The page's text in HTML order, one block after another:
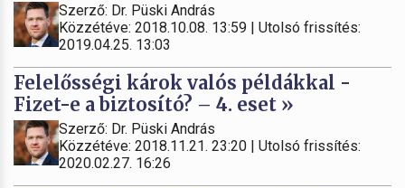
Szerző: Dr. Püski András
Közzétéve: 2018.10.08. 13:59 | Utolsó frissítés:
2019.04.25. 13:03
Felelősségi károk valós példákkal -
Fizet-e a biztosító? – 4. eset »
Szerző: Dr. Püski András
Közzétéve: 2018.11.21. 23:20 | Utolsó frissítés:
2020.02.27. 16:26